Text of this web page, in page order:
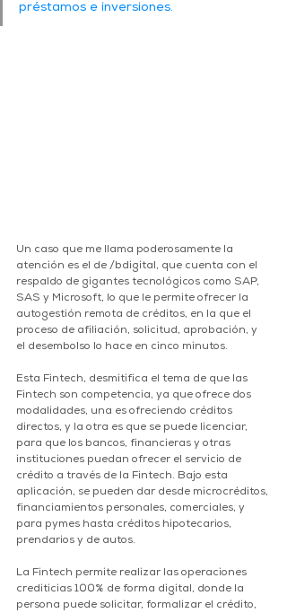
préstamos e inversiones.
Un caso que me llama poderosamente la
atención es el de /bdigital, que cuenta con el
respaldo de gigantes tecnológicos como SAP,
SAS y Microsoft, lo que le permite ofrecer la
autogestión remota de créditos, en la que el
proceso de afiliación, solicitud, aprobación, y
el desembolso lo hace en cinco minutos.
Esta Fintech, desmitifica el tema de que las
Fintech son competencia, ya que ofrece dos
modalidades, una es ofreciendo créditos
directos, y la otra es que se puede licenciar,
para que los bancos, financieras y otras
instituciones puedan ofrecer el servicio de
crédito a través de la Fintech. Bajo esta
aplicación, se pueden dar desde microcréditos,
financiamientos personales, comerciales, y
para pymes hasta créditos hipotecarios,
prendarios y de autos.
La Fintech permite realizar las operaciones
crediticias 100% de forma digital, donde la
persona puede solicitar, formalizar el crédito,